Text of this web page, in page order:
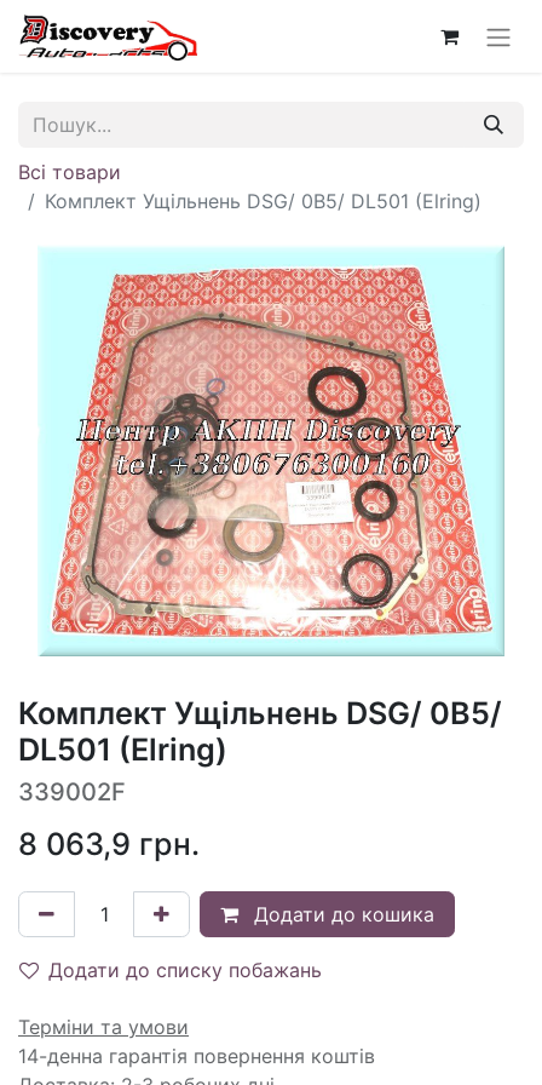
Всі товари
Комплект Ущільнень DSG/ 0B5/ DL501 (Elring)
Комплект Ущільнень DSG/ 0B5/
DL501 (Elring)
339002F
8 063,9 грн.
Додати до кошика
Додати до списку побажань
Терміни та умови
14-денна гарантія повернення коштів